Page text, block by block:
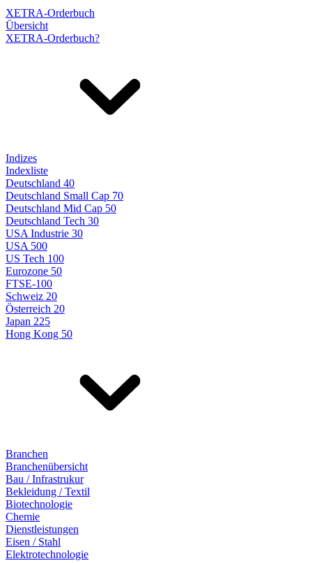
XETRA-Orderbuch
Übersicht
XETRA-Orderbuch?
Indizes
Indexliste
Deutschland 40
Deutschland Small Cap 70
Deutschland Mid Cap 50
Deutschland Tech 30
USA Industrie 30
USA 500
US Tech 100
Eurozone 50
FTSE-100
Schweiz 20
Österreich 20
Japan 225
Hong Kong 50
Branchen
Branchenübersicht
Bau / Infrastrukur
Bekleidung / Textil
Biotechnologie
Chemie
Dienstleistungen
Eisen / Stahl
Elektrotechnologie